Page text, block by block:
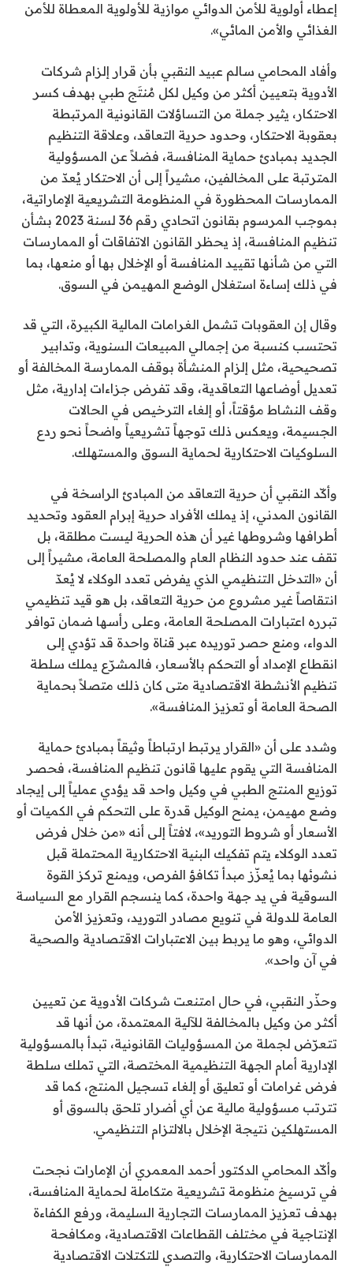
إعطاء أولوية للأمن الدوائي موازية للأولوية المعطاة للأمن
الغذائي والأمن المائي».
وأفاد المحامي سالم عبيد النقبي بأن قرار إلزام شركات
الأدوية بتعيين أكثر من وكيل لكل مُنتَج طبي بهدف كسر
الاحتكار، يثير جملة من التساؤلات القانونية المرتبطة
بعقوبة الاحتكار، وحدود حرية التعاقد، وعلاقة التنظيم
الجديد بمبادئ حماية المنافسة، فضلاً عن المسؤولية
المترتبة على المخالفين، مشيراً إلى أن الاحتكار يُعدّ من
الممارسات المحظورة في المنظومة التشريعية الإماراتية،
بموجب المرسوم بقانون اتحادي رقم 36 لسنة 2023 بشأن
تنظيم المنافسة، إذ يحظر القانون الاتفاقات أو الممارسات
التي من شأنها تقييد المنافسة أو الإخلال بها أو منعها، بما
في ذلك إساءة استغلال الوضع المهيمن في السوق.
وقال إن العقوبات تشمل الغرامات المالية الكبيرة، التي قد
تحتسب كنسبة من إجمالي المبيعات السنوية، وتدابير
تصحيحية، مثل إلزام المنشأة بوقف الممارسة المخالفة أو
تعديل أوضاعها التعاقدية، وقد تفرض جزاءات إدارية، مثل
وقف النشاط مؤقتاً، أو إلغاء الترخيص في الحالات
الجسيمة، ويعكس ذلك توجهاً تشريعياً واضحاً نحو ردع
السلوكيات الاحتكارية لحماية السوق والمستهلك.
وأكّد النقبي أن حرية التعاقد من المبادئ الراسخة في
القانون المدني، إذ يملك الأفراد حرية إبرام العقود وتحديد
أطرافها وشروطها غير أن هذه الحرية ليست مطلقة، بل
تقف عند حدود النظام العام والمصلحة العامة، مشيراً إلى
أن «التدخل التنظيمي الذي يفرض تعدد الوكلاء لا يُعدّ
انتقاصاً غير مشروع من حرية التعاقد، بل هو قيد تنظيمي
تبرره اعتبارات المصلحة العامة، وعلى رأسها ضمان توافر
الدواء، ومنع حصر توريده عبر قناة واحدة قد تؤدي إلى
انقطاع الإمداد أو التحكم بالأسعار، فالمشرّع يملك سلطة
تنظيم الأنشطة الاقتصادية متى كان ذلك متصلاً بحماية
الصحة العامة أو تعزيز المنافسة».
وشدد على أن «القرار يرتبط ارتباطاً وثيقاً بمبادئ حماية
المنافسة التي يقوم عليها قانون تنظيم المنافسة، فحصر
توزيع المنتج الطبي في وكيل واحد قد يؤدي عملياً إلى إيجاد
وضع مهيمن، يمنح الوكيل قدرة على التحكم في الكميات أو
الأسعار أو شروط التوريد»، لافتاً إلى أنه «من خلال فرض
تعدد الوكلاء يتم تفكيك البنية الاحتكارية المحتملة قبل
نشوئها بما يُعزّز مبدأ تكافؤ الفرص، ويمنع تركز القوة
السوقية في يد جهة واحدة، كما ينسجم القرار مع السياسة
العامة للدولة في تنويع مصادر التوريد، وتعزيز الأمن
الدوائي، وهو ما يربط بين الاعتبارات الاقتصادية والصحية
في آن واحد».
وحذّر النقبي، في حال امتنعت شركات الأدوية عن تعيين
أكثر من وكيل بالمخالفة للآلية المعتمدة، من أنها قد
تتعرّض لجملة من المسؤوليات القانونية، تبدأ بالمسؤولية
الإدارية أمام الجهة التنظيمية المختصة، التي تملك سلطة
فرض غرامات أو تعليق أو إلغاء تسجيل المنتج، كما قد
تترتب مسؤولية مالية عن أي أضرار تلحق بالسوق أو
المستهلكين نتيجة الإخلال بالالتزام التنظيمي.
وأكّد المحامي الدكتور أحمد المعمري أن الإمارات نجحت
في ترسيخ منظومة تشريعية متكاملة لحماية المنافسة،
بهدف تعزيز الممارسات التجارية السليمة، ورفع الكفاءة
الإنتاجية في مختلف القطاعات الاقتصادية، ومكافحة
الممارسات الاحتكارية، والتصدي للتكتلات الاقتصادية